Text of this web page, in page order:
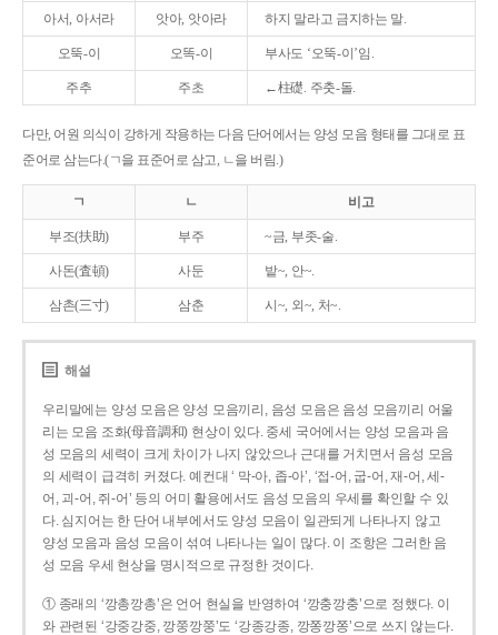
아서, 아서라 앗아, 앗아라 하지 말라고 금지하는 말.
오뚝-이 오똑-이 부사도 ‘오뚝-이’임.
주추 주초 ←柱礎. 주춧-돌.
다만, 어원 의식이 강하게 작용하는 다음 단어에서는 양성 모음 형태를 그대로 표
준어로 삼는다.(ㄱ을 표준어로 삼고, ㄴ을 버림.)
ㄱ ㄴ 비고
부조(扶助) 부주 ~금, 부좃-술.
사돈(査頓) 사둔 밭~, 안~.
삼촌(三寸) 삼춘 시~, 외~, 처~.
해설
우리말에는 양성 모음은 양성 모음끼리, 음성 모음은 음성 모음끼리 어울
리는 모음 조화(母音調和) 현상이 있다. 중세 국어에서는 양성 모음과 음
성 모음의 세력이 크게 차이가 나지 않았으나 근대를 거치면서 음성 모음
의 세력이 급격히 커졌다. 예컨대 ‘ 막-아, 좁-아’, ‘접-어, 굽-어, 재-어, 세-
어, 괴-어, 쥐-어’ 등의 어미 활용에서도 음성 모음의 우세를 확인할 수 있
다. 심지어는 한 단어 내부에서도 양성 모음이 일관되게 나타나지 않고
양성 모음과 음성 모음이 섞여 나타나는 일이 많다. 이 조항은 그러한 음
성 모음 우세 현상을 명시적으로 규정한 것이다.
① 종래의 ‘깡총깡총’은 언어 현실을 반영하여 ‘깡충깡충’으로 정했다. 이
와 관련된 ‘강중강중, 깡쭝깡쭝’도 ‘강종강종, 깡쫑깡쫑’으로 쓰지 않는다.